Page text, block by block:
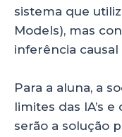
sistema que
Models), mas
inferência causal
Para a aluna, a
limites das IA’s
serão a solução